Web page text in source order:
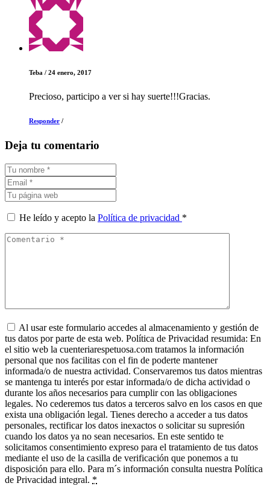
Teba / 24 enero, 2017
Precioso, participo a ver si hay suerte!!!Gracias.
Responder /
Deja tu comentario
He leído y acepto la Política de privacidad *
Al usar este formulario accedes al almacenamiento y gestión de
tus datos por parte de esta web. Política de Privacidad resumida: En
el sitio web la cuenteriarespetuosa.com tratamos la información
personal que nos facilitas con el fin de poderte mantener
informada/o de nuestra actividad. Conservaremos tus datos mientras
se mantenga tu interés por estar informada/o de dicha actividad o
durante los años necesarios para cumplir con las obligaciones
legales. No cederemos tus datos a terceros salvo en los casos en que
exista una obligación legal. Tienes derecho a acceder a tus datos
personales, rectificar los datos inexactos o solicitar su supresión
cuando los datos ya no sean necesarios. En este sentido te
solicitamos consentimiento expreso para el tratamiento de tus datos
mediante el uso de la casilla de verificación que ponemos a tu
disposición para ello. Para m´s información consulta nuestra Política
de Privacidad integral. *